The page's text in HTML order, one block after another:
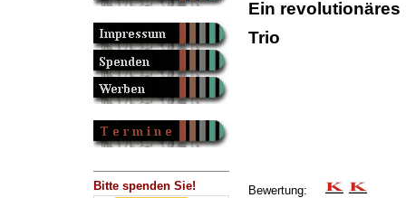
Bitte spenden Sie!
Ein revolutionäres
Trio
Bewertung: